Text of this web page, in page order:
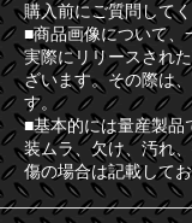
購入前にご質問して
■商品画像について、
実際にリリースされ
ざいます。その際は
す。
■基本的には量産製品
装ムラ、欠け、汚れ
傷の場合は記載して